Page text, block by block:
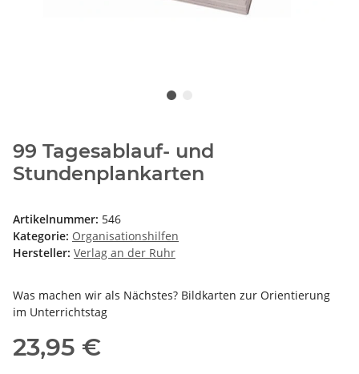
99 Tagesablauf- und
Stundenplankarten
Artikelnummer: 546
Kategorie: Organisationshilfen
Hersteller: Verlag an der Ruhr
Was machen wir als Nächstes? Bildkarten zur Orientierung
im Unterrichtstag
23,95 €